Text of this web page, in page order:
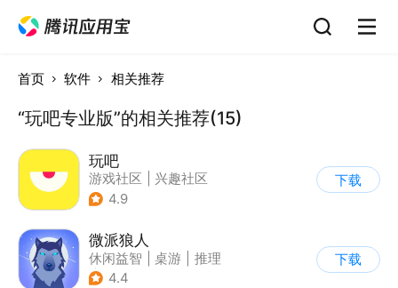
首页 软件 相关推荐
“玩吧专业版”的相关推荐(15)
玩吧
游戏社区
兴趣社区
4.9
下载
微派狼人
休闲益智 桌游
推理
| 派对游戏
4.4
下载